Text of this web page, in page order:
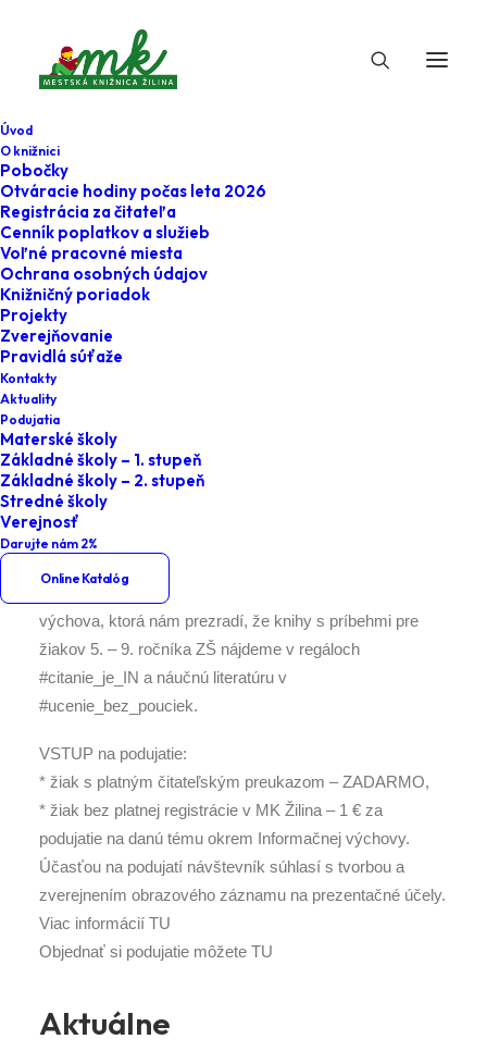
Úvod
O knižnici
Pobočky
Otváracie hodiny počas leta 2026
Registrácia za čitateľa
Cenník poplatkov a služieb
Voľné pracovné miesta
Ochrana osobných údajov
Knižničný poriadok
Projekty
Zverejňovanie
Pravidlá súťaže
Kontakty
Aktuality
Podujatia
Materské školy
Základné školy – 1. stupeň
Základné školy – 2. stupeň
Stredné školy
Verejnosť
Darujte nám 2%
Online Katalóg
Základné školy – 2.
stupeň
Vážení pedagógovia,
motivovať žiakov 2. stupňa (vek 11+) k čítaniu nie je
jednoduché a také odporúčanie #co_citat, im môžu
„uľahčiť“ aj život pred tabuľou. Na podujatiach v eMKe
objavíme, že plávať v mori informácií nás iba Google
nenaučí – povinný tréning na suchu bude informačná
výchova, ktorá nám prezradí, že knihy s príbehmi pre
žiakov 5. – 9. ročníka ZŠ nájdeme v regáloch
#citanie_je_IN a náučnú literatúru v
#ucenie_bez_pouciek.
VSTUP na podujatie:
* žiak s platným čitateľským preukazom – ZADARMO,
* žiak bez platnej registrácie v MK Žilina – 1 € za
podujatie na danú tému okrem Informačnej výchovy.
Účasťou na podujatí návštevník súhlasí s tvorbou a
zverejnením obrazového záznamu na prezentačné účely.
Viac informácií TU
Objednať si podujatie môžete TU
Aktuálne